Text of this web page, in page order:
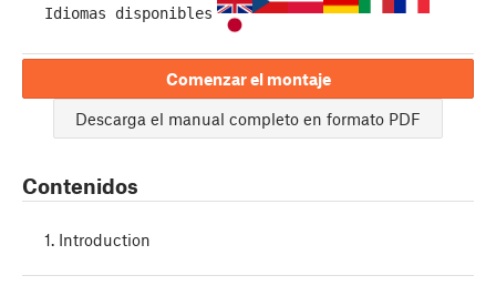
Idiomas disponibles
Comenzar el montaje
Descarga el manual completo en formato PDF
Contenidos
1. Introduction